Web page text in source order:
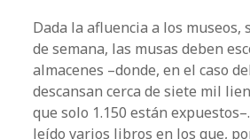
Dada la afluencia a los museos,
de semana, las musas deben
almacenes –donde, en el caso
descansan cerca de siete mil
que solo 1.150 están
leído varios libros en los que,